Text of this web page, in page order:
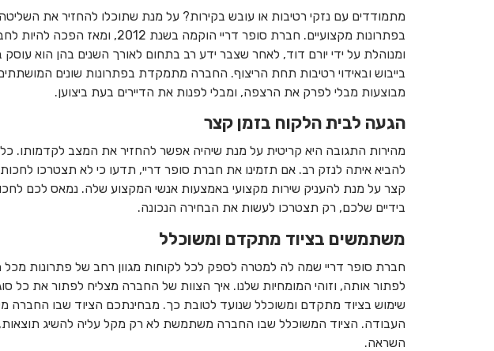
מתמודדים עם נזקי רטיבות או עובש בקירות? על מנת שתוכלו להחזיר את
בפתרונות מקצועיים. חברת סופר דריי
ומנוהלת על ידי יורם דוד, לאחר שצבר ידע רב בתחום לאורך השנים בהן הוא
בייבוש ובאידוי רטיבות תחת הריצוף. החברה מתמקדת בפתרונות שונים
מבוצעות מבלי לפרק את הרצפה, ומבלי לפנות את הדיירים בעת ביצוען.
הגעה לבית הלקוח בזמן קצר
מהירות התגובה היא קריטית על מנת שיהיה אפשר להחזיר את המצב לקדמותו.
להביא איתה לנזק רב. אם תזמינו את חברת סופר דריי, תדעו כי לא תצטרכו
קצר על מנת להעניק שירות מקצועי באמצעות אנשי המקצוע שלה. נמאס לכם
בידיים שלכם, רק תצטרכו לעשות את הבחירה הנכונה.
משתמשים בציוד מתקדם ומשוכלל
חברת סופר דריי שמה לה למטרה לספק לכל לקוחות מגוון רחב של פתרונות מכל
לפתור אותה, וזוהי המומחיות שלנו. איך הצוות של החברה מצליח לפתור את כל
שימוש בציוד מתקדם ומשוכלל שנועד לטובת כך. מבחינתכם הציוד שבו החברה
העבודה. הציוד המשוכלל שבו החברה משתמשת לא רק מקל עליה להשיג
השראה.